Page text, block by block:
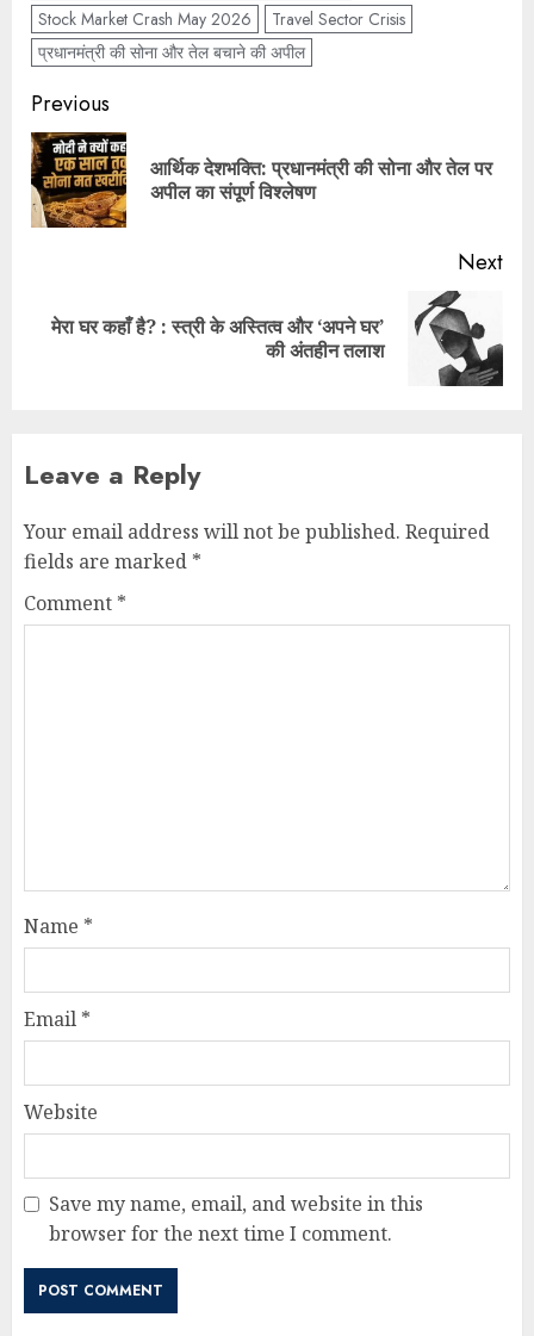
Stock Market Crash May 2026
Travel Sector Crisis
प्रधानमंत्री की सोना और तेल बचाने की अपील
Previous
आर्थिक देशभक्ति: प्रधानमंत्री की सोना और तेल पर
अपील का संपूर्ण विश्लेषण
Next
मेरा घर कहाँ है? : स्त्री के अस्तित्व और ‘अपने घर’
की अंतहीन तलाश
Leave a Reply
Your email address will not be published. Required
fields are marked *
Comment *
Name *
Email *
Website
Save my name, email, and website in this
browser for the next time I comment.